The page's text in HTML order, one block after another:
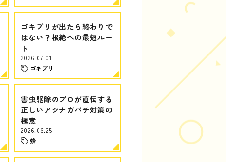
ゴキブリが出たら終わりで
はない？根絶への最短ルー
ト
2026.07.01
ゴキブリ
害虫駆除のプロが直伝する
正しいアシナガバチ対策の
極意
2026.06.25
蜂